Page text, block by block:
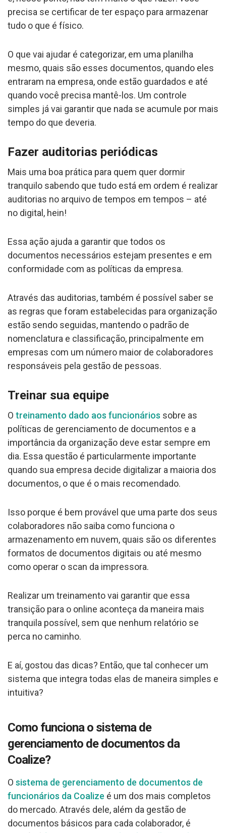
precisa se certificar de ter espaço para armazenar
tudo o que é físico.
O que vai ajudar é categorizar, em uma planilha
mesmo, quais são esses documentos, quando eles
entraram na empresa, onde estão guardados e até
quando você precisa mantê-los. Um controle
simples já vai garantir que nada se acumule por mais
tempo do que deveria.
Fazer auditorias periódicas
Mais uma boa prática para quem quer dormir
tranquilo sabendo que tudo está em ordem é realizar
auditorias no arquivo de tempos em tempos – até
no digital, hein!
Essa ação ajuda a garantir que todos os
documentos necessários estejam presentes e em
conformidade com as políticas da empresa.
Através das auditorias, também é possível saber se
as regras que foram estabelecidas para organização
estão sendo seguidas, mantendo o padrão de
nomenclatura e classificação, principalmente em
empresas com um número maior de colaboradores
responsáveis pela gestão de pessoas.
Treinar sua equipe
O treinamento dado aos funcionários sobre as
políticas de gerenciamento de documentos e a
importância da organização deve estar sempre em
dia. Essa questão é particularmente importante
quando sua empresa decide digitalizar a maioria dos
documentos, o que é o mais recomendado.
Isso porque é bem provável que uma parte dos seus
colaboradores não saiba como funciona o
armazenamento em nuvem, quais são os diferentes
formatos de documentos digitais ou até mesmo
como operar o scan da impressora.
Realizar um treinamento vai garantir que essa
transição para o online aconteça da maneira mais
tranquila possível, sem que nenhum relatório se
perca no caminho.
E aí, gostou das dicas? Então, que tal conhecer um
sistema que integra todas elas de maneira simples e
intuitiva?
Como funciona o sistema de
gerenciamento de documentos da
Coalize?
O sistema de gerenciamento de documentos de
funcionários da Coalize é um dos mais completos
do mercado. Através dele, além da gestão de
documentos básicos para cada colaborador, é